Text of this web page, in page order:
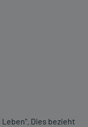
Dies bezieht